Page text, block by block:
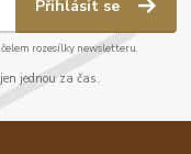
Přihlásit se
rozesílky newsletteru.
jednou za čas.